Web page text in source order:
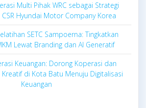
Multi Pihak WRC sebagai Strategi
Hyundai Motor Company Korea
SETC Sampoerna: Tingkatkan
Lewat Branding dan AI Generatif
Keuangan: Dorong Koperasi dan
di Kota Batu Menuju Digitalisasi
Keuangan